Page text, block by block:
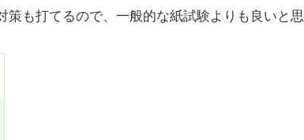
も打てるので、一般的な紙試験よりも良いと思